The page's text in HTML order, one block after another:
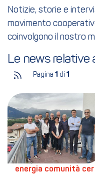
Notizie, storie e
movimento
coinvolgono il nostro
Le news relative
Pagina 1 di 1
energia comunità cer